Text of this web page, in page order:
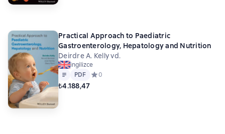
Practical Approach to Paediatric
Gastroenterology, Hepatology and Nutrition
Deirdre A. Kelly vd.
ingilizce
Metin
PDF
PDF Средний рейтинг 0 на основе 0 оценок
0
₺4.188,47